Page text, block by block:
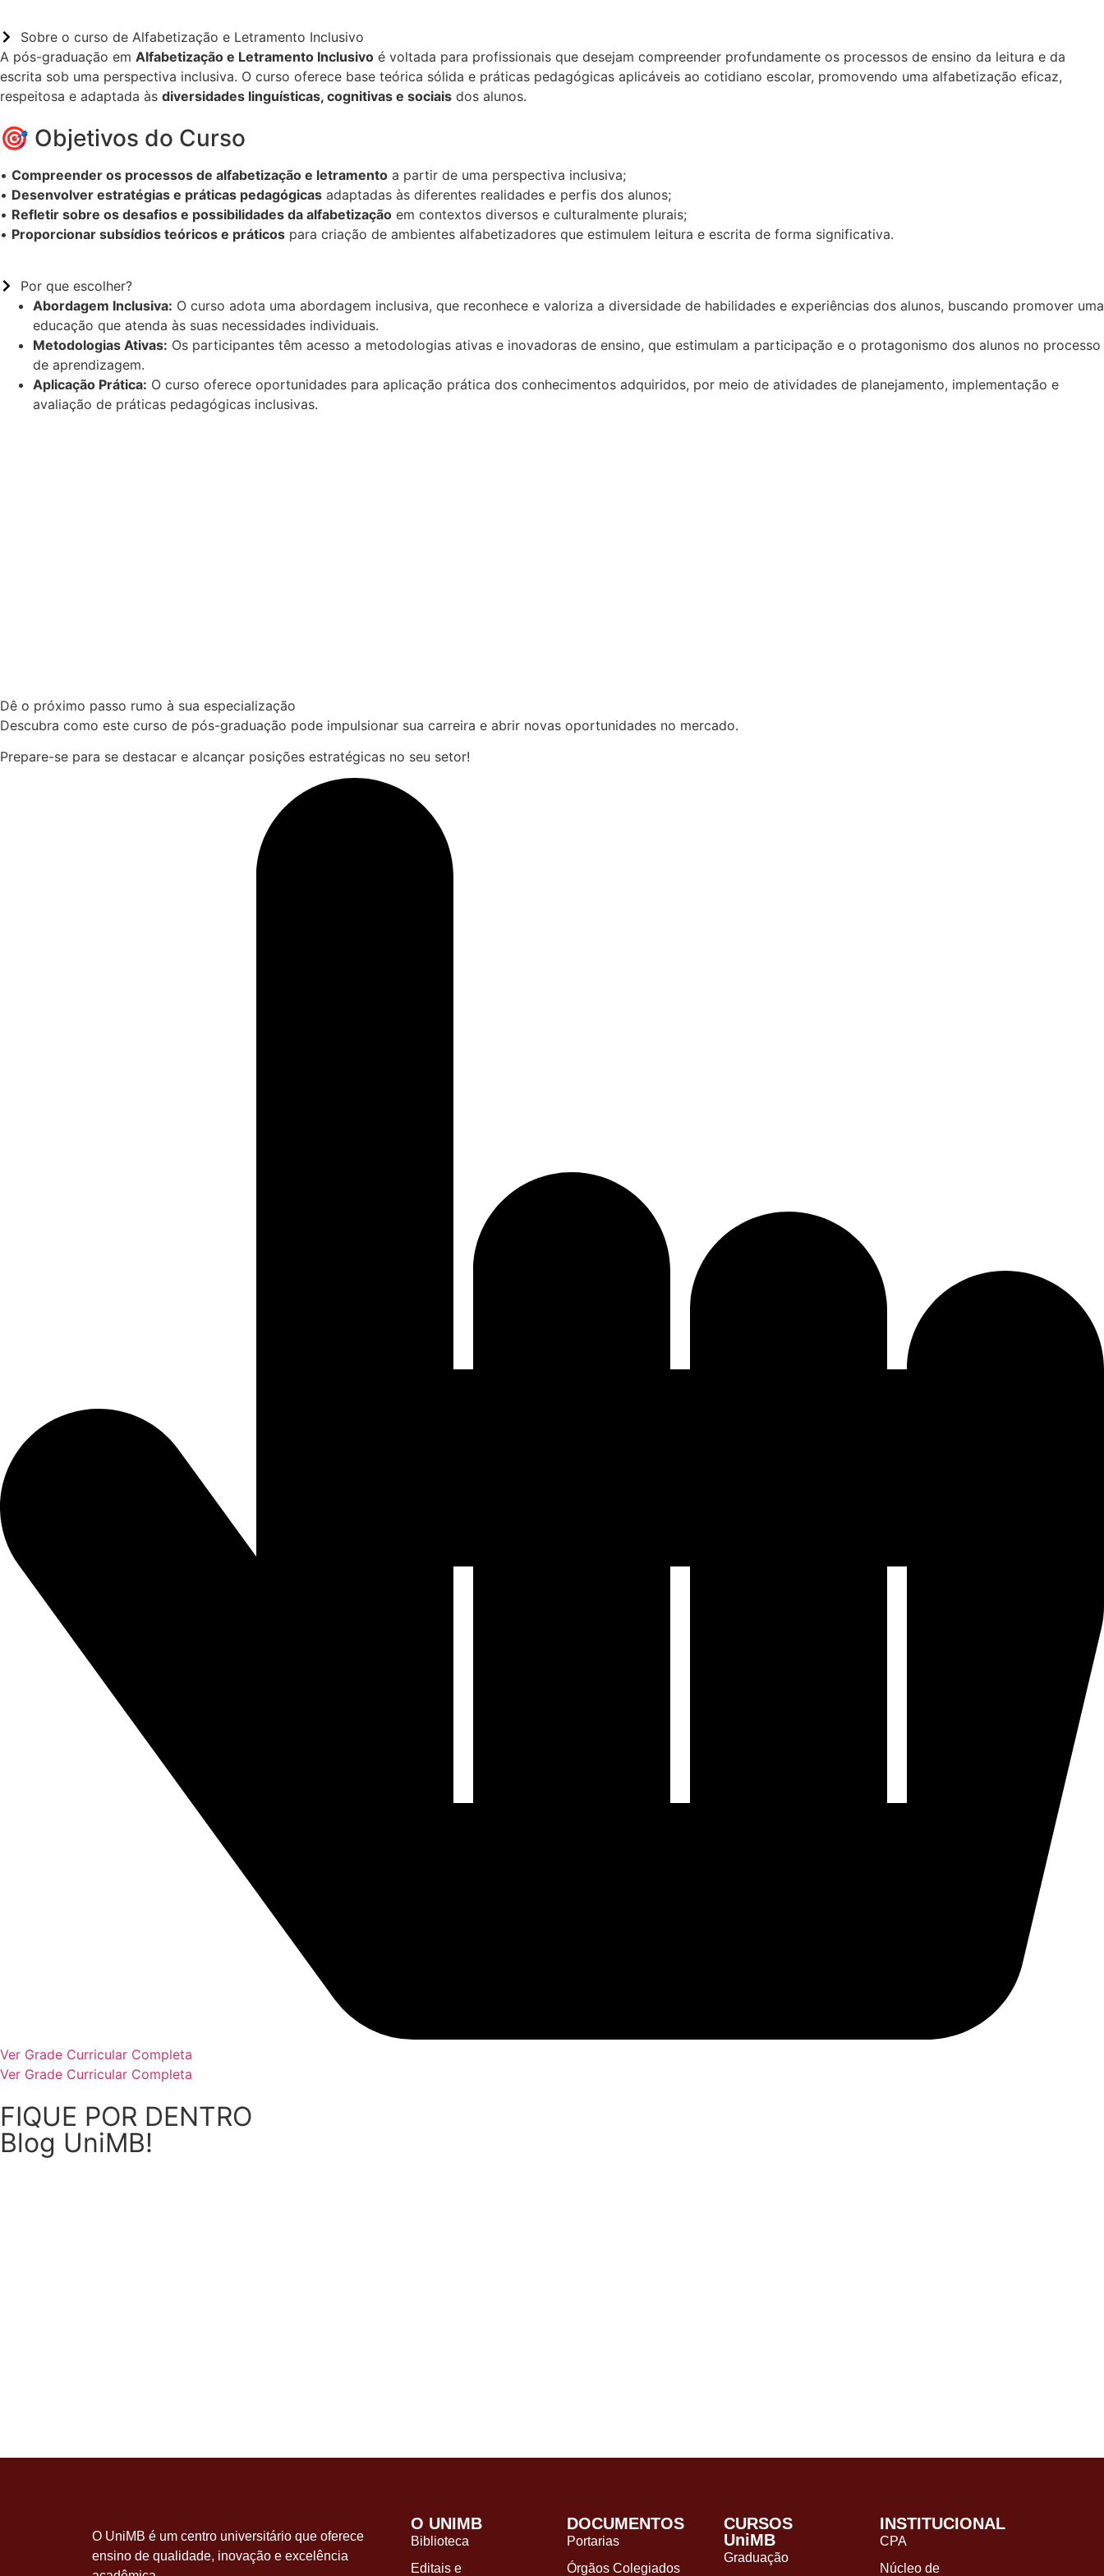
Sobre o curso de Alfabetização e Letramento Inclusivo
A pós-graduação em Alfabetização e Letramento Inclusivo é voltada para profissionais que desejam compreender profundamente os processos de ensino da leitura e da
escrita sob uma perspectiva inclusiva. O curso oferece base teórica sólida e práticas pedagógicas aplicáveis ao cotidiano escolar, promovendo uma alfabetização eficaz,
respeitosa e adaptada às diversidades linguísticas, cognitivas e sociais dos alunos.
🎯 Objetivos do Curso
• Compreender os processos de alfabetização e letramento a partir de uma perspectiva inclusiva;
• Desenvolver estratégias e práticas pedagógicas adaptadas às diferentes realidades e perfis dos alunos;
• Refletir sobre os desafios e possibilidades da alfabetização em contextos diversos e culturalmente plurais;
• Proporcionar subsídios teóricos e práticos para criação de ambientes alfabetizadores que estimulem leitura e escrita de forma significativa.
Por que escolher?
Abordagem Inclusiva: O curso adota uma abordagem inclusiva, que reconhece e valoriza a diversidade de habilidades e experiências dos alunos, buscando promover uma
educação que atenda às suas necessidades individuais.
Metodologias Ativas: Os participantes têm acesso a metodologias ativas e inovadoras de ensino, que estimulam a participação e o protagonismo dos alunos no processo
de aprendizagem.
Aplicação Prática: O curso oferece oportunidades para aplicação prática dos conhecimentos adquiridos, por meio de atividades de planejamento, implementação e
avaliação de práticas pedagógicas inclusivas.
Dê o próximo passo rumo à sua especialização
Descubra como este curso de pós-graduação pode impulsionar sua carreira e abrir novas oportunidades no mercado.
Prepare-se para se destacar e alcançar posições estratégicas no seu setor!
Ver Grade Curricular Completa
Ver Grade Curricular Completa
FIQUE POR DENTRO
Blog UniMB!
O UniMB é um centro universitário que oferece
ensino de qualidade, inovação e excelência
O UNIMB
Biblioteca
Editais e
DOCUMENTOS
Portarias
Órgãos Colegiados
CURSOS
UniMB
Graduação
INSTITUCIONAL
CPA
Núcleo de